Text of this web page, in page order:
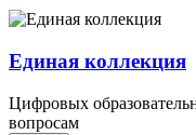
Единая коллекция
Цифровых
вопросам